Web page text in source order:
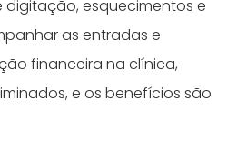
esquecimentos e
as entradas e
financeira na clínica,
e os benefícios são